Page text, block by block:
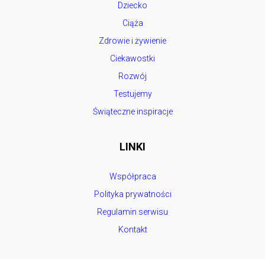
Dziecko
Ciąża
Zdrowie i żywienie
Ciekawostki
Rozwój
Testujemy
Świąteczne inspiracje
LINKI
Współpraca
Polityka prywatności
Regulamin serwisu
Kontakt